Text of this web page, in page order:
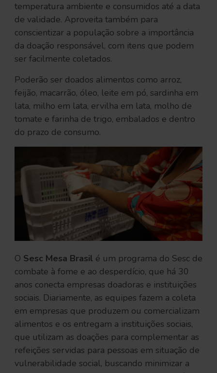
temperatura ambiente e consumidos até a data
de validade. Aproveita também para
conscientizar a população sobre a importância
da doação responsável, com itens que podem
ser facilmente coletados.
Poderão ser doados alimentos como arroz,
feijão, macarrão, óleo, leite em pó, sardinha em
lata, milho em lata, ervilha em lata, molho de
tomate e farinha de trigo, embalados e dentro
do prazo de consumo.
O Sesc Mesa Brasil é um programa do Sesc de
combate à fome e ao desperdício, que há 30
anos conecta empresas doadoras e instituições
sociais. Diariamente, as equipes fazem a coleta
em empresas que produzem ou comercializam
alimentos e os entregam a instituições sociais,
que utilizam as doações para complementar as
refeições servidas para pessoas em situação de
vulnerabilidade social, buscando minimizar a